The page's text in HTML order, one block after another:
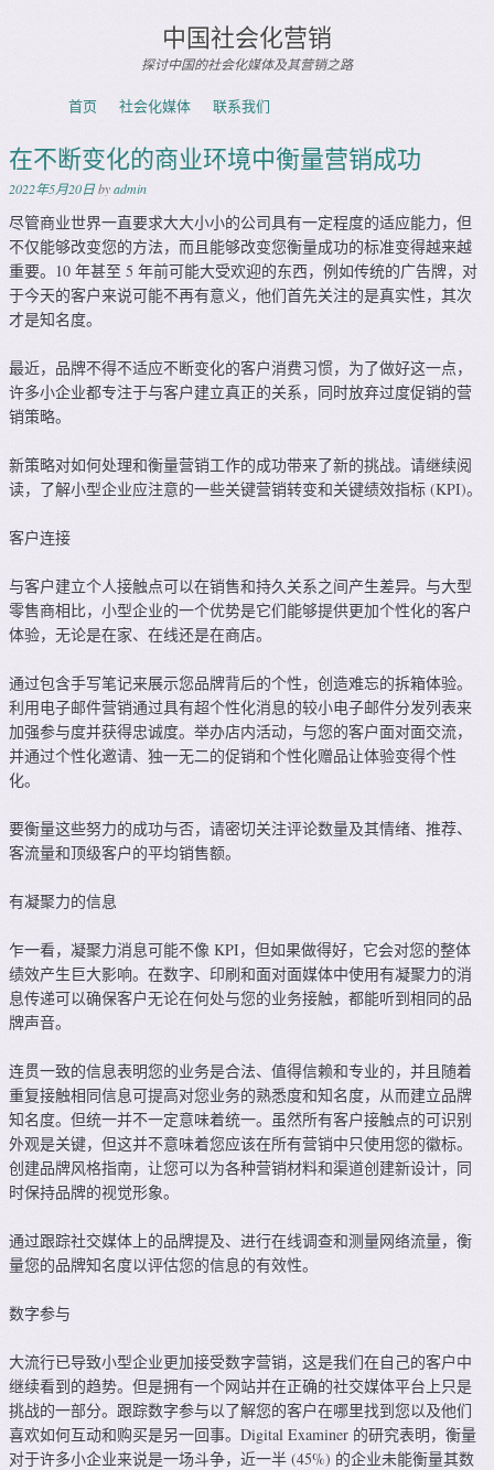
中国社会化营销
探讨中国的社会化媒体及其营销之路
Menu
Skip to content
首页 社会化媒体 联系我们
在不断变化的商业环境中衡量营销成功
2022年5月20日byadmin
尽管商业世界一直要求大大小小的公司具有一定程度的适应能力，但
不仅能够改变您的方法，而且能够改变您衡量成功的标准变得越来越
重要。10 年甚至 5 年前可能大受欢迎的东西，例如传统的广告牌，对
于今天的客户来说可能不再有意义，他们首先关注的是真实性，其次
才是知名度。
最近，品牌不得不适应不断变化的客户消费习惯，为了做好这一点，
许多小企业都专注于与客户建立真正的关系，同时放弃过度促销的营
销策略。
新策略对如何处理和衡量营销工作的成功带来了新的挑战。请继续阅
读，了解小型企业应注意的一些关键营销转变和关键绩效指标 (KPI)。
客户连接
与客户建立个人接触点可以在销售和持久关系之间产生差异。与大型
零售商相比，小型企业的一个优势是它们能够提供更加个性化的客户
体验，无论是在家、在线还是在商店。
通过包含手写笔记来展示您品牌背后的个性，创造难忘的拆箱体验。
利用电子邮件营销通过具有超个性化消息的较小电子邮件分发列表来
加强参与度并获得忠诚度。举办店内活动，与您的客户面对面交流，
并通过个性化邀请、独一无二的促销和个性化赠品让体验变得个性
化。
要衡量这些努力的成功与否，请密切关注评论数量及其情绪、推荐、
客流量和顶级客户的平均销售额。
有凝聚力的信息
乍一看，凝聚力消息可能不像 KPI，但如果做得好，它会对您的整体
绩效产生巨大影响。在数字、印刷和面对面媒体中使用有凝聚力的消
息传递可以确保客户无论在何处与您的业务接触，都能听到相同的品
牌声音。
连贯一致的信息表明您的业务是合法、值得信赖和专业的，并且随着
重复接触相同信息可提高对您业务的熟悉度和知名度，从而建立品牌
知名度。但统一并不一定意味着统一。虽然所有客户接触点的可识别
外观是关键，但这并不意味着您应该在所有营销中只使用您的徽标。
创建品牌风格指南，让您可以为各种营销材料和渠道创建新设计，同
时保持品牌的视觉形象。
通过跟踪社交媒体上的品牌提及、进行在线调查和测量网络流量，衡
量您的品牌知名度以评估您的信息的有效性。
数字参与
大流行已导致小型企业更加接受数字营销，这是我们在自己的客户中
继续看到的趋势。但是拥有一个网站并在正确的社交媒体平台上只是
挑战的一部分。跟踪数字参与以了解您的客户在哪里找到您以及他们
喜欢如何互动和购买是另一回事。Digital Examiner 的研究表明，衡量
对于许多小企业来说是一场斗争，近一半 (45%) 的企业未能衡量其数